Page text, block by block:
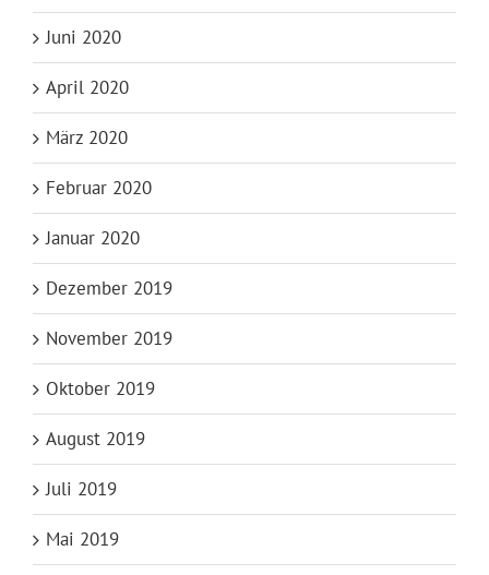
Juni 2020
April 2020
März 2020
Februar 2020
Januar 2020
Dezember 2019
November 2019
Oktober 2019
August 2019
Juli 2019
Mai 2019